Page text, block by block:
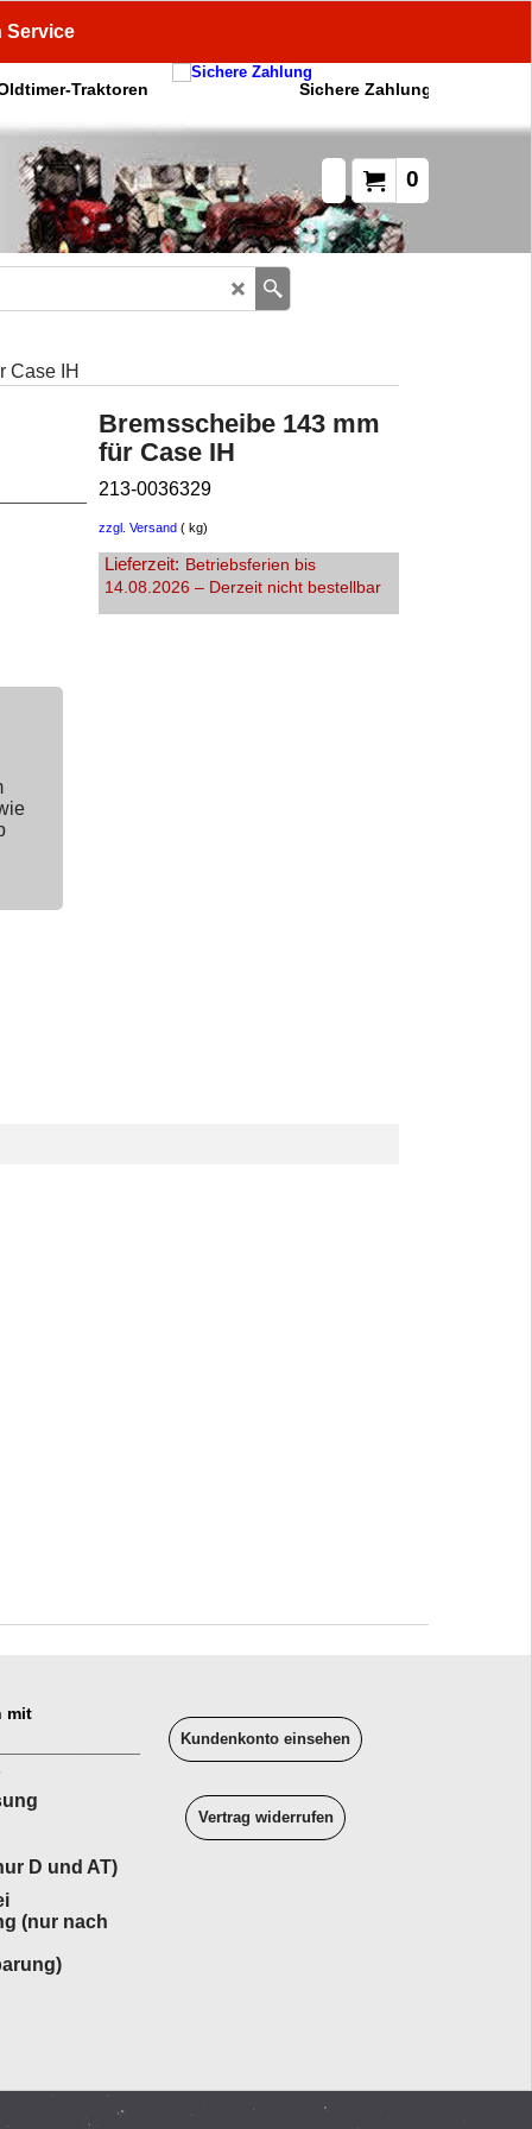
Service
Traktoren Sichere Zahlung
0
Case IH
Bremsscheibe 143 mm
für Case IH
213-0036329
zzgl. Versand kg
Lieferzeit: Betriebsferien bis
14.08.2026 – Derzeit nicht bestellbar
mit
D und AT)
(nur nach
Kundenkonto einsehen
Vertrag widerrufen